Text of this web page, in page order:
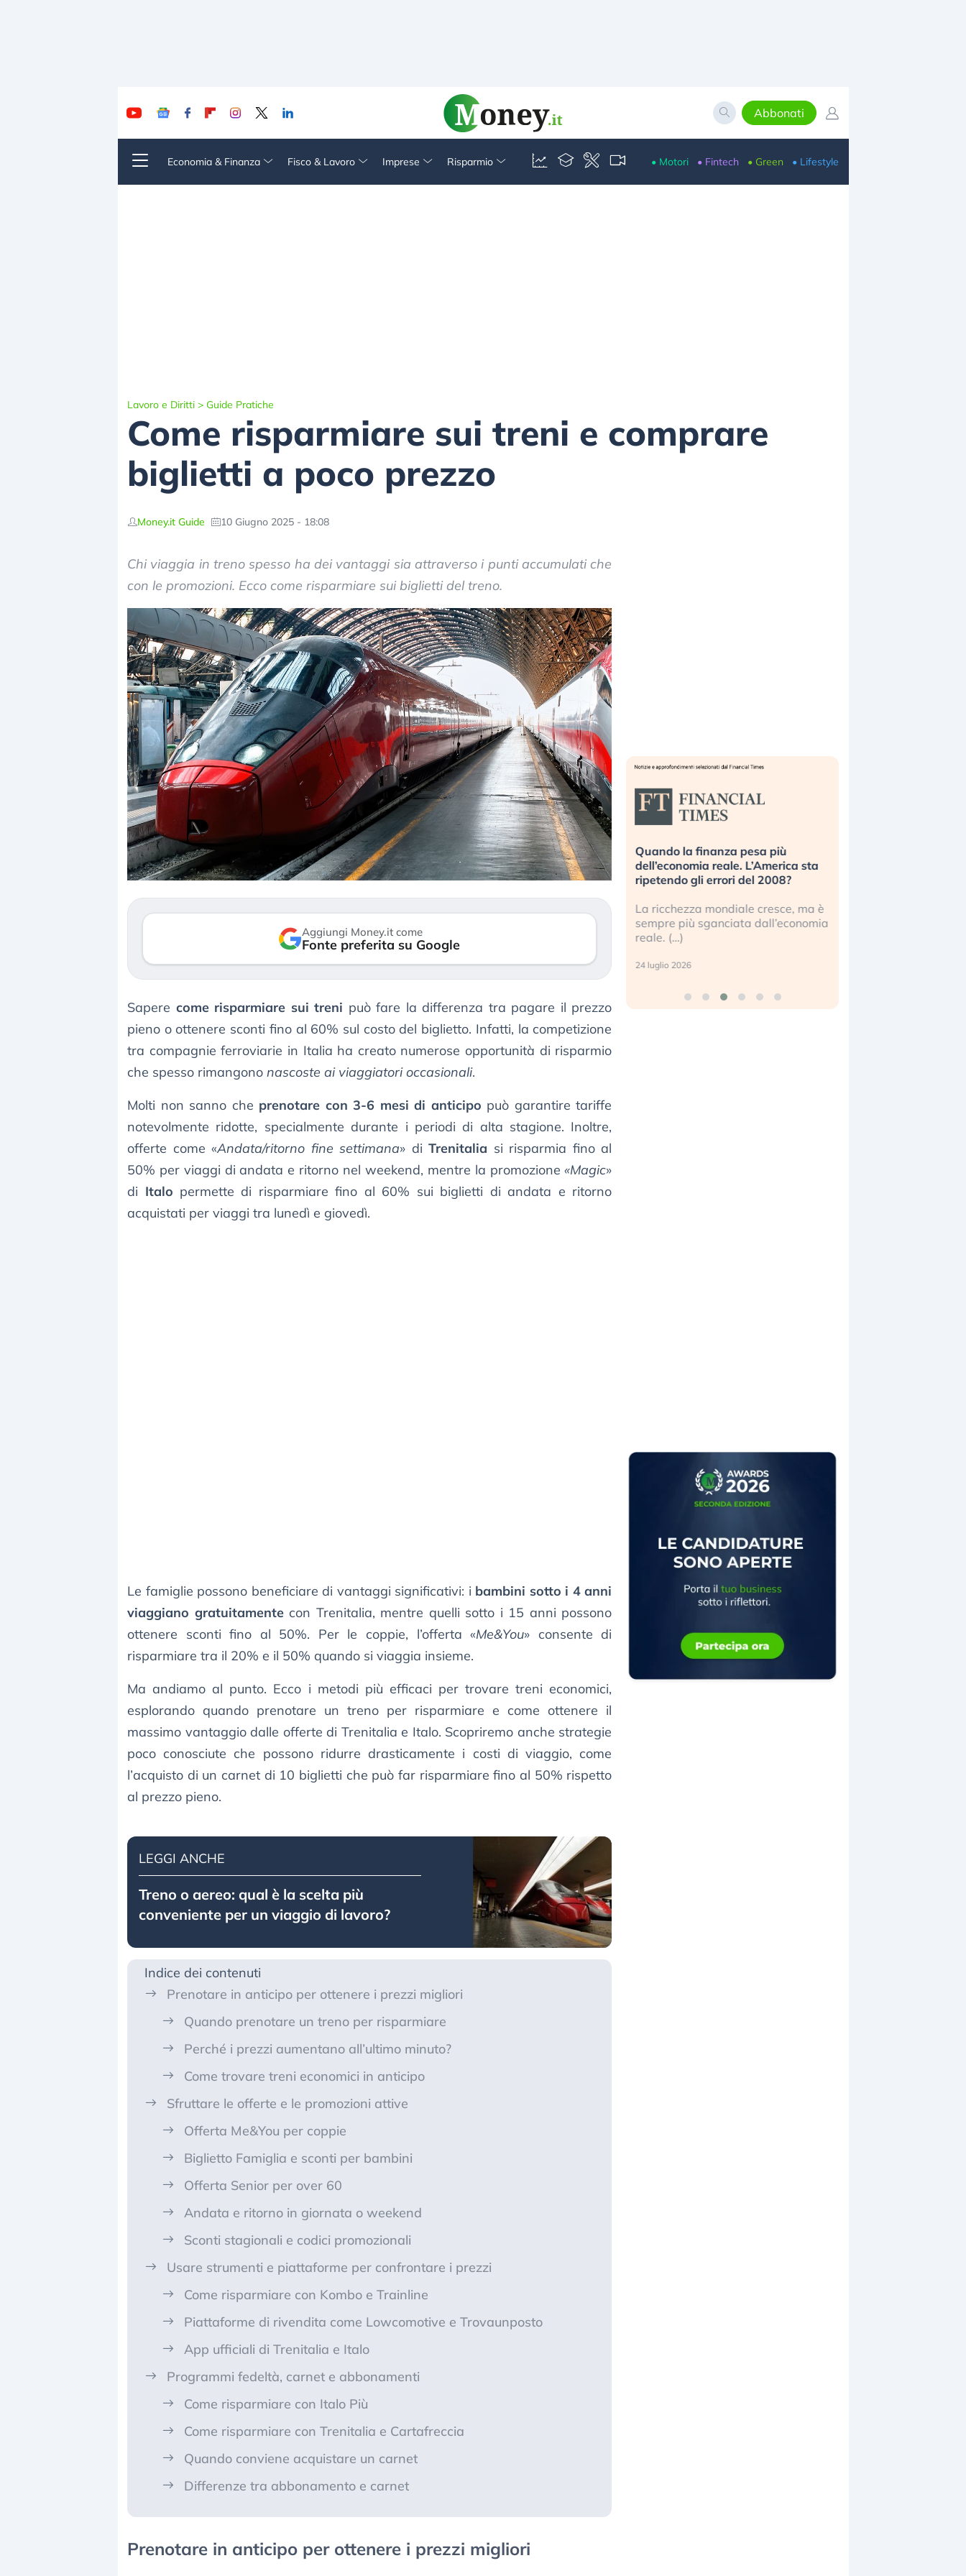
Abbonati
Economia & Finanza Fisco & Lavoro Imprese Risparmio • Motori • Fintech • Green • Lifestyle
Lavoro e Diritti > Guide Pratiche
Come risparmiare sui treni e comprare
biglietti a poco prezzo
Money.it Guide 10 Giugno 2025 - 18:08
Chi viaggia in treno spesso ha dei vantaggi sia attraverso i punti accumulati che
con le promozioni. Ecco come risparmiare sui biglietti del treno.
Aggiungi Money.it come
Fonte preferita su Google
Sapere come risparmiare sui treni può fare la differenza tra pagare il prezzo
pieno o ottenere sconti fino al 60% sul costo del biglietto. Infatti, la competizione
tra compagnie ferroviarie in Italia ha creato numerose opportunità di risparmio
che spesso rimangono nascoste ai viaggiatori occasionali.
Molti non sanno che prenotare con 3-6 mesi di anticipo può garantire tariffe
notevolmente ridotte, specialmente durante i periodi di alta stagione. Inoltre,
offerte come «Andata/ritorno fine settimana» diTrenitalia si risparmia fino al
50% per viaggi di andata e ritorno nel weekend, mentre la promozione«Magic»
di Italo permette di risparmiare fino al 60% sui biglietti di andata e ritorno
acquistati per viaggi tra lunedì e giovedì.
Le famiglie possono beneficiare di vantaggi significativi: i bambini sotto i 4 anni
viaggiano gratuitamentecon Trenitalia, mentre quelli sotto i 15 anni possono
ottenere sconti fino al 50%. Per le coppie, l’offerta «Me&You» consente di
risparmiare tra il 20% e il 50% quando si viaggia insieme.
Ma andiamo al punto. Ecco i metodi più efficaci per trovare treni economici,
esplorando quando prenotare un treno per risparmiare e come ottenere il
massimo vantaggio dalle offerte di Trenitalia e Italo. Scopriremo anche strategie
poco conosciute che possono ridurre drasticamente i costi di viaggio, come
l’acquisto di un carnet di 10 biglietti che può far risparmiare fino al 50% rispetto
al prezzo pieno.
LEGGI ANCHE
Treno o aereo: qual è la scelta più
conveniente per un viaggio di lavoro?
Indice dei contenuti
Prenotare in anticipo per ottenere i prezzi migliori
Quando prenotare un treno per risparmiare
Perché i prezzi aumentano all’ultimo minuto?
Come trovare treni economici in anticipo
Sfruttare le offerte e le promozioni attive
Offerta Me&You per coppie
Biglietto Famiglia e sconti per bambini
Offerta Senior per over 60
Andata e ritorno in giornata o weekend
Sconti stagionali e codici promozionali
Usare strumenti e piattaforme per confrontare i prezzi
Come risparmiare con Kombo e Trainline
Piattaforme di rivendita come Lowcomotive e Trovaunposto
App ufficiali di Trenitalia e Italo
Programmi fedeltà, carnet e abbonamenti
Come risparmiare con Italo Più
Come risparmiare con Trenitalia e Cartafreccia
Quando conviene acquistare un carnet
Differenze tra abbonamento e carnet
Prenotare in anticipo per ottenere i prezzi migliori
Dalle valutazioni estreme alla
correzione. Cosa sta guidando il
repricing degli asset?
3 agosto 2026
«La mia vita è rovinata». Investitori
in preda al panico dopo lo scoppio
della bolla AI
Kospi, mentre gli investitori retail (…)
30 luglio 2026
Quando la finanza pesa più
dell’economia reale. L’America sta
ripetendo gli errori del 2008?
La ricchezza mondiale cresce, ma è
sempre più sganciata dall’economia
reale. (…)
24 luglio 2026